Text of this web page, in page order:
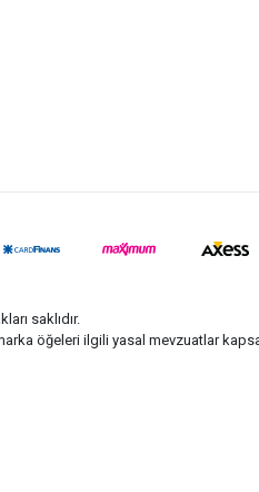
saklıdır.
öğeleri ilgili yasal mevzuatlar